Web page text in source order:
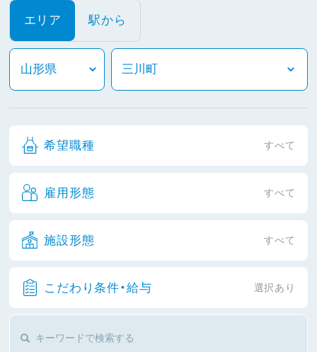
エリア 駅から
希望職種 すべて
雇用形態 すべて
施設形態 すべて
こだわり条件・給与 選択あり